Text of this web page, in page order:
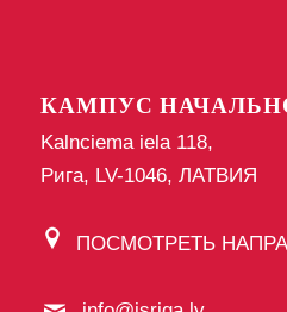
КАМПУС
Kalnciema iela 118,
Рига, LV-1046, ЛАТВИЯ
ПОСМОТРЕТЬ